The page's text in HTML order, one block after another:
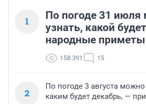
1
По погоде 31
узнать, какой
народные приметы
158 391 15
2
По погоде 3 августа
каким будет декабрь, —